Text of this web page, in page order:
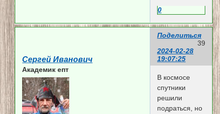
0
Поделиться
39
2024-02-28
19:07:25
Сергей Иванович
Академик епт
В космосе
спутники
решили
подраться, но